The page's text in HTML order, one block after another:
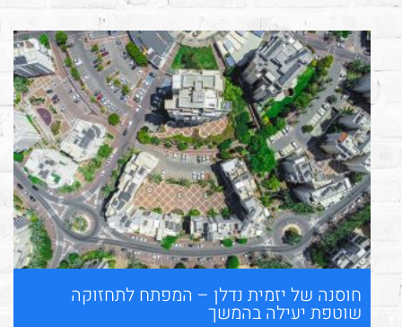
חוסנה של יזמית נדלן – המפתח לתחזוקה
שוטפת יעילה בהמשך